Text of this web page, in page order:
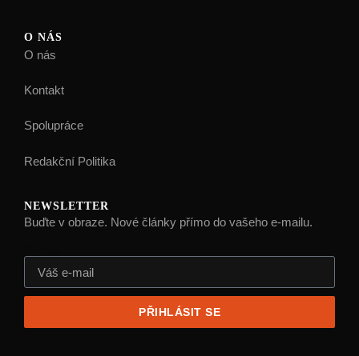
O NÁS
O nás
Kontakt
Spolupráce
Redakční Politika
NEWSLETTER
Buďte v obraze. Nové články přímo do vašeho e-mailu.
PŘIHLÁSIT SE